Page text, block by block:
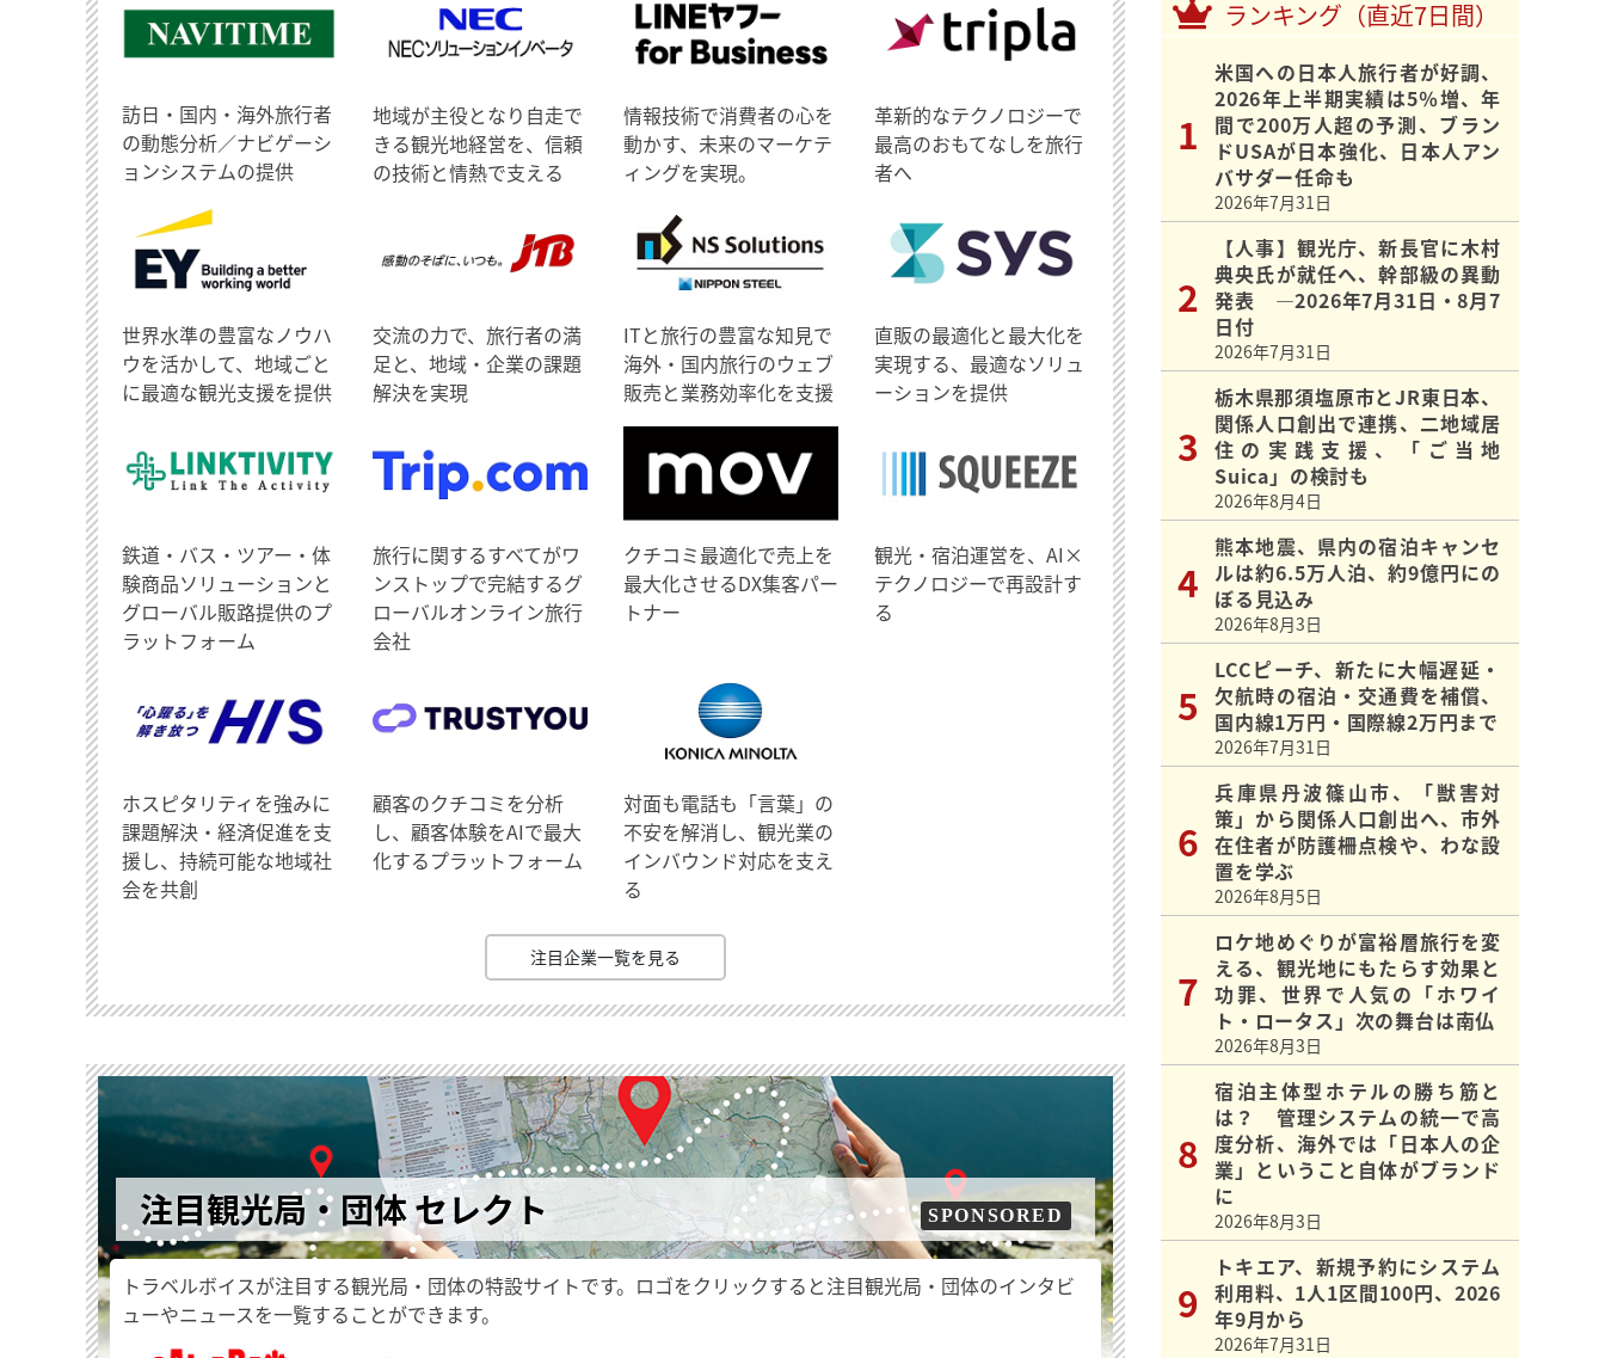
訪日・国内・海外旅行者
の動態分析／ナビゲーシ
ョンシステムの提供
地域が主役となり自走で
きる観光地経営を、信頼
の技術と情熱で支える
情報技術で消費者の心を
動かす、未来のマーケテ
ィングを実現。
革新的なテクノロジーで
最高のおもてなしを旅行
者へ
世界水準の豊富なノウハ
ウを活かして、地域ごと
に最適な観光支援を提供
交流の力で、旅行者の満
足と、地域・企業の課題
解決を実現
ITと旅行の豊富な知見で
海外・国内旅行のウェブ
販売と業務効率化を支援
直販の最適化と最大化を
実現する、最適なソリュ
ーションを提供
鉄道・バス・ツアー・体
験商品ソリューションと
グローバル販路提供のプ
ラットフォーム
旅行に関するすべてがワ
ンストップで完結するグ
ローバルオンライン旅行
会社
クチコミ最適化で売上を
最大化させるDX集客パー
トナー
観光・宿泊運営を、AI×
テクノロジーで再設計す
る
ホスピタリティを強みに
課題解決・経済促進を支
援し、持続可能な地域社
会を共創
顧客のクチコミを分析
し、顧客体験をAIで最大
化するプラットフォーム
対面も電話も「言葉」の
不安を解消し、観光業の
インバウンド対応を支え
る
注目企業一覧を見る
注目観光局・団体 セレクト SPONSORED
トラベルボイスが注目する観光局・団体の特設サイトです。ロゴをクリックすると注目観光局・団体のインタビ
ューやニュースを一覧することができます。
ランキング（直近7日間）
米国への日本人旅行者が好調、
2026年上半期実績は5％増、年
間で200万人超の予測、ブラン
ドUSAが日本強化、日本人アン
バサダー任命も
2026年7月31日
【人事】観光庁、新長官に木村
典央氏が就任へ、幹部級の異動
発表 ―2026年7月31日・8月7
日付
2026年7月31日
栃木県那須塩原市とJR東日本、
関係人口創出で連携、二地域居
住の実践支援、「ご当地
Suica」の検討も
2026年8月4日
熊本地震、県内の宿泊キャンセ
ルは約6.5万人泊、約9億円にの
ぼる見込み
2026年8月3日
LCCピーチ、新たに大幅遅延・
欠航時の宿泊・交通費を補償、
国内線1万円・国際線2万円まで
2026年7月31日
兵庫県丹波篠山市、「獣害対
策」から関係人口創出へ、市外
在住者が防護柵点検や、わな設
置を学ぶ
2026年8月5日
ロケ地めぐりが富裕層旅行を変
える、観光地にもたらす効果と
功罪、世界で人気の「ホワイ
ト・ロータス」次の舞台は南仏
2026年8月3日
宿泊主体型ホテルの勝ち筋と
は？ 管理システムの統一で高
度分析、海外では「日本人の企
業」ということ自体がブランド
に
2026年8月3日
トキエア、新規予約にシステム
利用料、1人1区間100円、2026
年9月から
2026年7月31日